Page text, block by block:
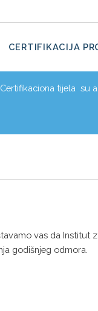
CERTIFIKACIJA
tijela
vas da Institut
godišnjeg odmora.